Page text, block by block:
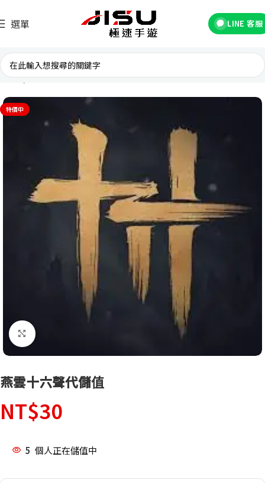
選單 LINE 客服
首頁 台灣遊戲
特價中
點擊放大
燕雲十六聲代儲值
NT$30
5 個人正在儲值中